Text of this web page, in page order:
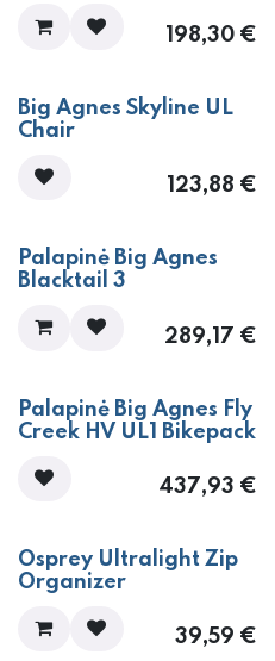
198,30€
Big Agnes Skyline UL
Chair
123,88 €
Palapinė Big Agnes
Blacktail 3
289,17 €
Palapinė Big Agnes Fly
Creek HV UL1 Bikepack
437,93 €
Osprey Ultralight Zip
Organizer
39,59 €